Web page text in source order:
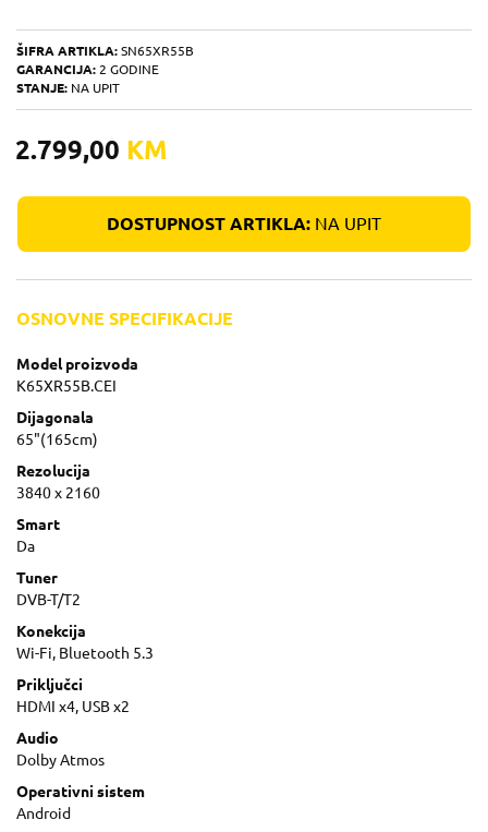
ŠIFRA ARTIKLA: SN65XR55B
GARANCIJA: 2 GODINE
STANJE: NA UPIT
2.799,00 KM
DOSTUPNOST ARTIKLA: NA UPIT
OSNOVNE SPECIFIKACIJE
Model proizvoda
K65XR55B.CEI
Dijagonala
65"(165cm)
Rezolucija
3840 x 2160
Smart
Da
Tuner
DVB-T/T2
Konekcija
Wi-Fi, Bluetooth 5.3
Priključci
HDMI x4, USB x2
Audio
Dolby Atmos
Operativni sistem
Android